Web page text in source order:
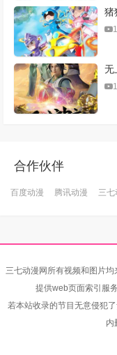
猪
无
合作伙伴
百度动漫 腾讯动漫 三七
三七动漫网所有视频和图片
提供web页面索引服
若本站收录的节目无意侵犯
内